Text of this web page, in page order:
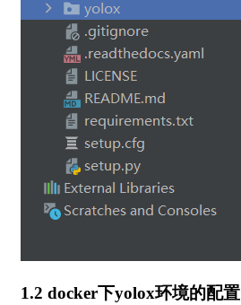
1.2 docker下yolox环境的配置